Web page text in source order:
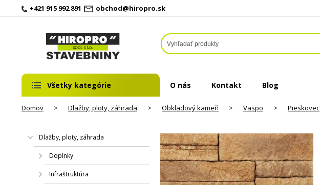
+421 915 992 891 obchod@hiropro.sk
Všetky kategórie O nás Kontakt Blog
Domov > Dlažby, ploty, záhrada > Obkladový kameň > Vaspo > Pieskovec
Dlažby, ploty, záhrada
Doplnky
Infraštruktúra